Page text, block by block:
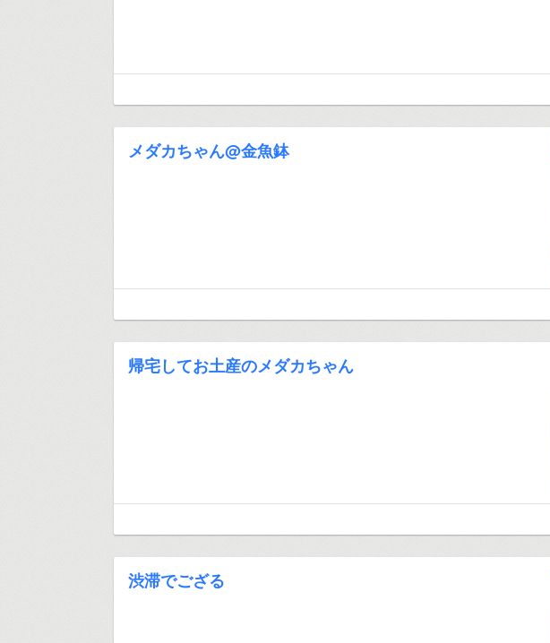
メダカちゃん@金魚鉢
帰宅してお土産のメダカちゃん
渋滞でござる